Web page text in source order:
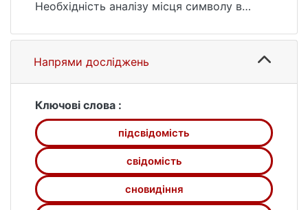
Необхідність аналізу місця символу в
розробкою нової методології в
дослідженні даного поняття. Метою статті
є виявлення архетипів в підсвідомості
Акцентовано дослідницьку увагу на
розшифровці сновидінь як джерелі
первісних думок людини.
Напрями досліджень
Ключові слова :
підсвідомість
свідомість
сновидіння